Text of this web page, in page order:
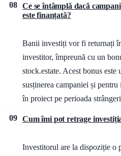
08 Ce se întâmplă dacă
este finanțată?
Banii investiți vor fi returnați
investitor, împreună cu un
stock.estate. Acest bonus
susținerea campaniei și
în proiect pe perioada
09 Cum îmi pot retrage
Investitorul are la dispoziție o